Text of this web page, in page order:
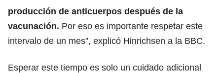
producción de anticuerpos después de la
vacunación. Por eso es importante respetar este
intervalo de un mes”, explicó Hinrichsen a la BBC.
Esperar este tiempo es solo un cuidado adicional